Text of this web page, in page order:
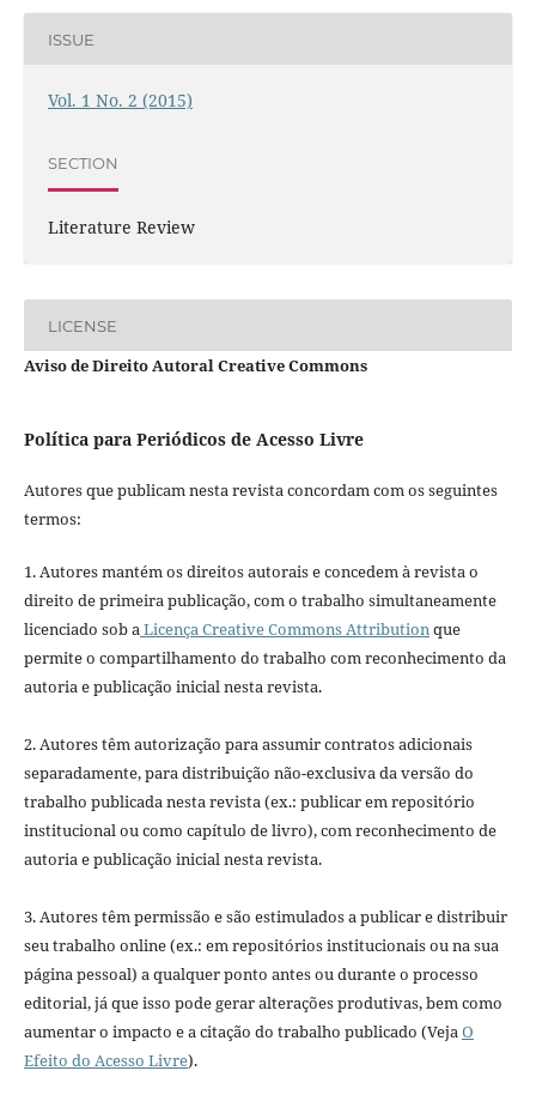
ISSUE
Vol. 1 No. 2 (2015)
SECTION
Literature Review
LICENSE
Aviso de Direito Autoral Creative Commons
Política para Periódicos de Acesso Livre
Autores que publicam nesta revista concordam com os seguintes
termos:
1. Autores mantém os direitos autorais e concedem à revista o
direito de primeira publicação, com o trabalho simultaneamente
licenciado sob aLicença Creative Commons Attributionque
permite o compartilhamento do trabalho com reconhecimento da
autoria e publicação inicial nesta revista.
2. Autores têm autorização para assumir contratos adicionais
separadamente, para distribuição não-exclusiva da versão do
trabalho publicada nesta revista (ex.: publicar em repositório
institucional ou como capítulo de livro), com reconhecimento de
autoria e publicação inicial nesta revista.
3. Autores têm permissão e são estimulados a publicar e distribuir
seu trabalho online (ex.: em repositórios institucionais ou na sua
página pessoal) a qualquer ponto antes ou durante o processo
editorial, já que isso pode gerar alterações produtivas, bem como
aumentar o impacto e a citação do trabalho publicado (VejaO
Efeito do Acesso Livre).